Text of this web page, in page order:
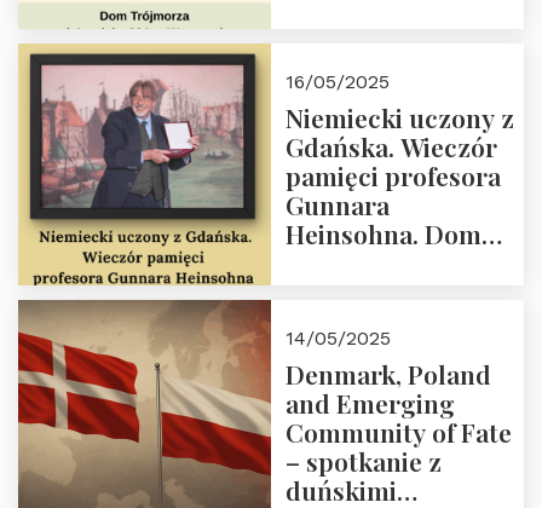
Dom Trójmorza 23
maja 2025 r. godz.
18:00.
16/05/2025
Niemiecki uczony z
Gdańska. Wieczór
pamięci profesora
Gunnara
Heinsohna. Dom
14/05/2025
Denmark, Poland
and Emerging
Community of Fate
– spotkanie z
duńskimi